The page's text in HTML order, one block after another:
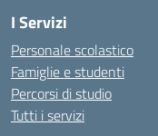
I Servizi
Personale scolastico
Famiglie e studenti
Percorsi di studio
Tutti i servizi